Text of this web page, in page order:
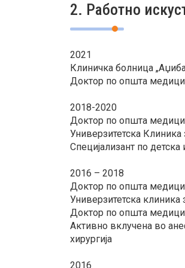
2. Работно
2021
Клиничка болница
Доктор по општа
2018-2020
Доктор по општа
Универзитетска Клиника
Специјализант по детска
2016 – 2018
Доктор по општа
Универзитетска клиника
Доктор по општа
Активно вклучена во
хирургија
2016